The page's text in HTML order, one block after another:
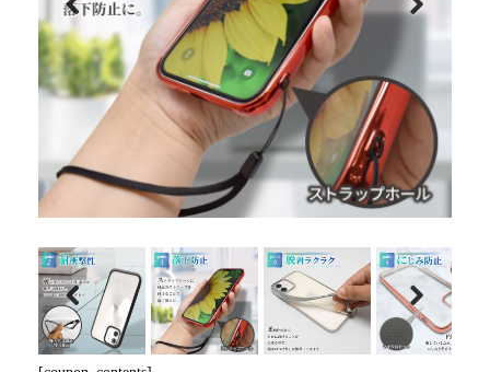
Previous
Previous Next